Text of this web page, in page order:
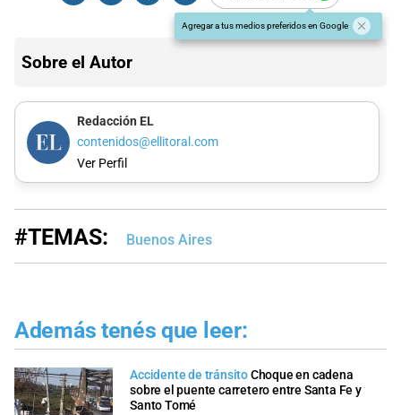
Agregar a tus medios preferidos en Google
Sobre el Autor
Redacción EL
contenidos@ellitoral.com
Ver Perfil
#TEMAS: Buenos Aires
Además tenés que leer:
Accidente de tránsitoChoque en cadena
sobre el puente carretero entre Santa Fe y
Santo Tomé